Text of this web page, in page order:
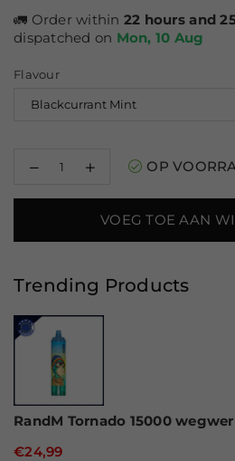
🚛 Order within 22 hours and
dispatched on Mon, 10 Aug
Flavour
Decrease
for
Crown
Hypermax
Wegwerpvape
Increase
for
Al
Fakher
Crown
Hypermax
Wegwerpvape
OP
VOEG TOE AAN
Trending Products
RandM Tornado 15000
€24,99